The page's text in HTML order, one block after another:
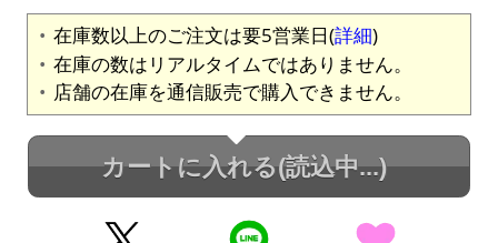
在庫数以上のご注文は要5営業日(詳細)
在庫の数はリアルタイムではありません。
店舗の在庫を通信販売で購入できません。
カートに入れる(読込中...)